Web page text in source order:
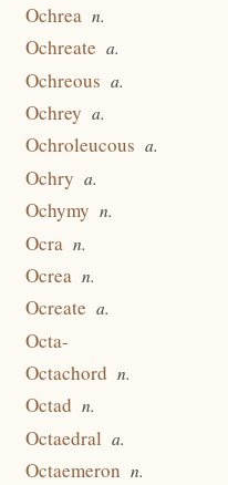
Ochrea n.
Ochreate a.
Ochreous a.
Ochrey a.
Ochroleucous a.
Ochry a.
Ochymy n.
Ocra n.
Ocrea n.
Ocreate a.
Octa-
Octachord n.
Octad n.
Octaedral a.
Octaemeron n.